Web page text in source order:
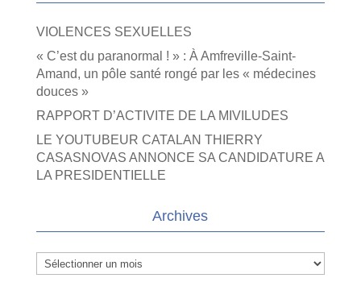
VIOLENCES SEXUELLES
« C’est du paranormal ! » : À Amfreville-Saint-
Amand, un pôle santé rongé par les « médecines
douces »
RAPPORT D’ACTIVITE DE LA MIVILUDES
LE YOUTUBEUR CATALAN THIERRY
CASASNOVAS ANNONCE SA CANDIDATURE A
LA PRESIDENTIELLE
Archives
Archives